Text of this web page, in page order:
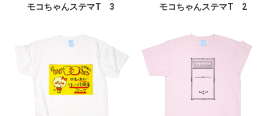
モコちゃんステマT 3 モコちゃんステマT 2